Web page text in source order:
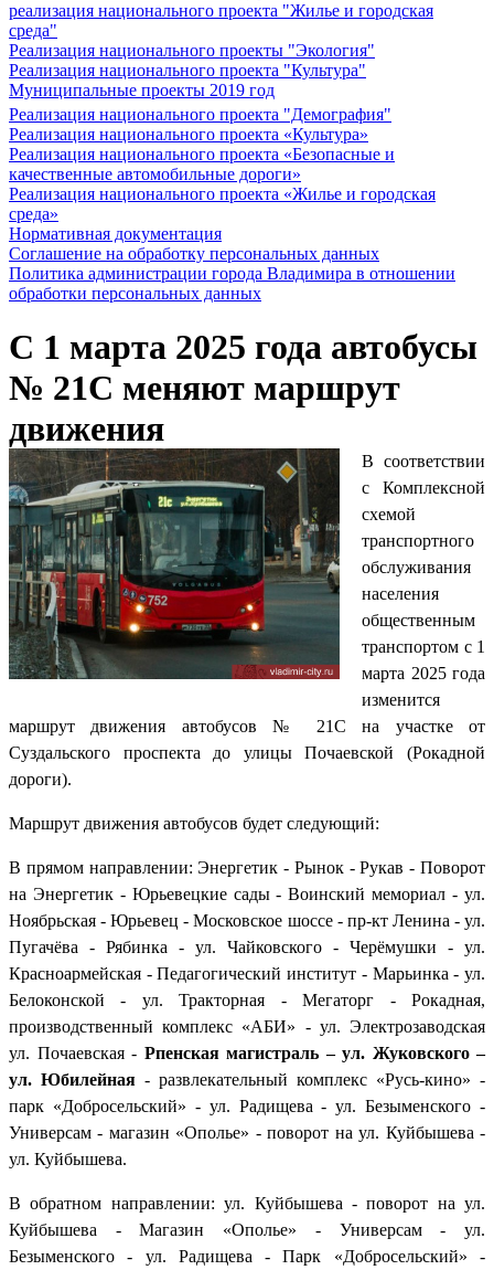
реализация национального проекта "Жилье и городская
среда"
Реализация национального проекты "Экология"
Реализация национального проекта "Культура"
Муниципальные проекты 2019 год
Реализация национального проекта "Демография"
Реализация национального проекта «Культура»
Реализация национального проекта «Безопасные и
качественные автомобильные дороги»
Реализация национального проекта «Жилье и городская
среда»
Нормативная документация
Соглашение на обработку персональных данных
Политика администрации города Владимира в отношении
обработки персональных данных
С 1 марта 2025 года автобусы
№ 21С меняют маршрут
движения
В соответствии
с Комплексной
схемой
транспортного
обслуживания
населения
общественным
транспортом с 1
марта 2025 года
изменится
маршрут движения автобусов № 21С на участке от
Суздальского проспекта до улицы Почаевской (Рокадной
дороги).
Маршрут движения автобусов будет следующий:
В прямом направлении: Энергетик - Рынок - Рукав - Поворот
на Энергетик - Юрьевецкие сады - Воинский мемориал - ул.
Ноябрьская - Юрьевец - Московское шоссе - пр-кт Ленина - ул.
Пугачёва - Рябинка - ул. Чайковского - Черёмушки - ул.
Красноармейская - Педагогический институт - Марьинка - ул.
Белоконской - ул. Тракторная - Мегаторг - Рокадная,
производственный комплекс «АБИ» - ул. Электрозаводская
ул. Почаевская - Рпенская магистраль – ул. Жуковского –
ул. Юбилейная - развлекательный комплекс «Русь-кино» -
парк «Добросельский» - ул. Радищева - ул. Безыменского -
Универсам - магазин «Ополье» - поворот на ул. Куйбышева -
ул. Куйбышева.
В обратном направлении: ул. Куйбышева - поворот на ул.
Куйбышева - Магазин «Ополье» - Универсам - ул.
Безыменского - ул. Радищева - Парк «Добросельский» -